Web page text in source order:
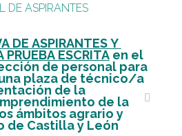
DE ASPIRANTES
DE ASPIRANTES Y
PRUEBA ESCRITAen el
de personal para
plaza de técnico/a
de la
de la
ámbitos agrario y
de Castilla y León